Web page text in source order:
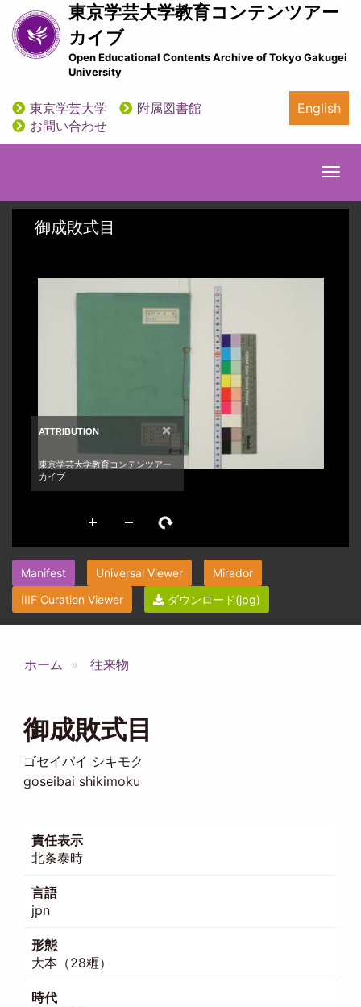
イ
ン
ン
ツ
東京学芸大学教育コンテンツアー
カイブ
Open Educational Contents Archive of Tokyo Gakugei
University
utility
東京学芸大学
附属図書館
お問い合わせ
English
Manifest Universal Viewer
Mirador
IIIF Curation Viewer
ダウンロード(jpg)
ホーム 往来物
御成敗式目
ゴセイバイ シキモク
goseibai shikimoku
責任表示
北条泰時
言語
jpn
形態
大本（28糎）
時代